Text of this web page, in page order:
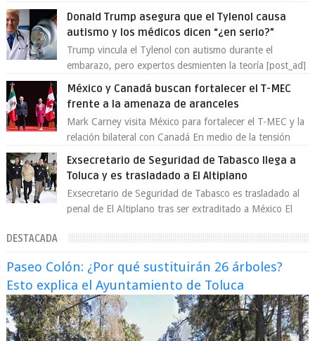
Donald Trump asegura que el Tylenol causa
autismo y los médicos dicen “¿en serio?”
Trump vincula el Tylenol con autismo durante el
embarazo, pero expertos desmienten la teoría [post_ad]
México y Canadá buscan fortalecer el T-MEC
frente a la amenaza de aranceles
Mark Carney visita México para fortalecer el T-MEC y la
relación bilateral con Canadá En medio de la tensión
Exsecretario de Seguridad de Tabasco llega a
Toluca y es trasladado a El Altiplano
Exsecretario de Seguridad de Tabasco es trasladado al
penal de El Altiplano tras ser extraditado a México El
DESTACADA
Paseo Colón: ¿Por qué sustituirán 26 árboles?
Esto explica el Ayuntamiento de Toluca